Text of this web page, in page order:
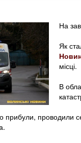
На
Як
місці.
В
прибули, проводили